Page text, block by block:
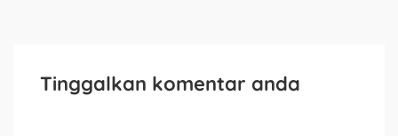
Tinggalkan komentar anda